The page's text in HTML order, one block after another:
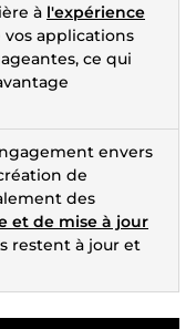
à l'expérience
applications
ce qui
envers
de
des
et de mise à jour
restent à jour et